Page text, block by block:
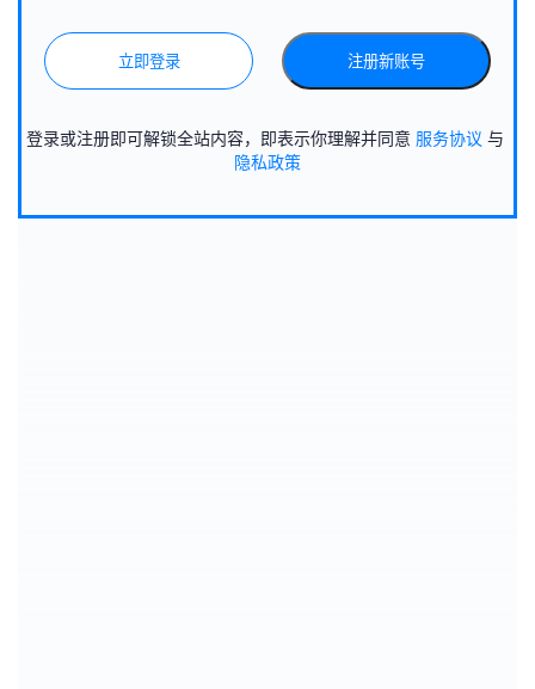
立即登录 注册新账号
登录或注册即可解锁全站内容，即表示你理解并同意 服务协议 与
隐私政策